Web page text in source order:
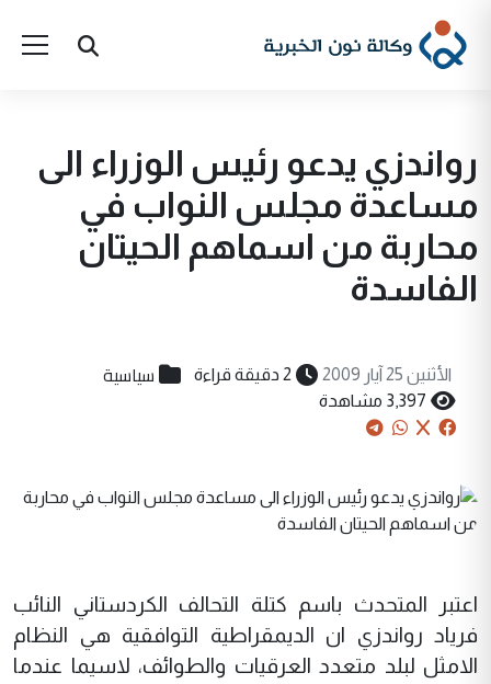
رواندزي يدعو رئيس الوزراء الى
مساعدة مجلس النواب في
محاربة من اسماهم الحيتان
الفاسدة
الأثنين 25 آيار 2009 2 دقيقة قراءة سياسية
3,397 مشاهدة
اعتبر المتحدث باسم كتلة التحالف الكردستاني النائب
فرياد رواندزي ان الديمقراطية التوافقية هي النظام
الامثل لبلد متعدد العرقيات والطوائف، لاسيما عندما